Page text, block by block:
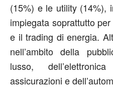
(15%) e le utility (14%),
impiegata soprattutto
e il trading di energia.
nell’ambito della
lusso,
assicurazioni e